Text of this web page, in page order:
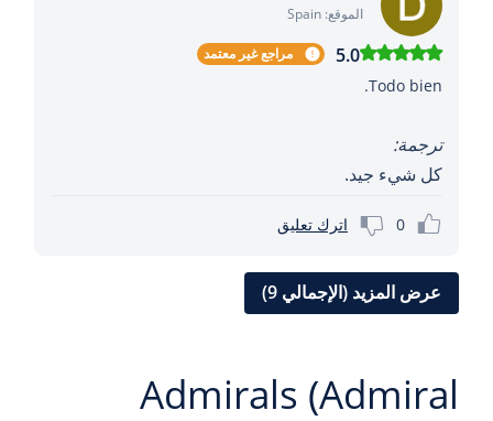
الموقع: Spain
5.0 مراجع غير معتمد
Todo bien.
ترجمة:
كل شيء جيد.
0 اترك تعليق
عرض المزيد (الإجمالي 9)
Admirals (Admiral